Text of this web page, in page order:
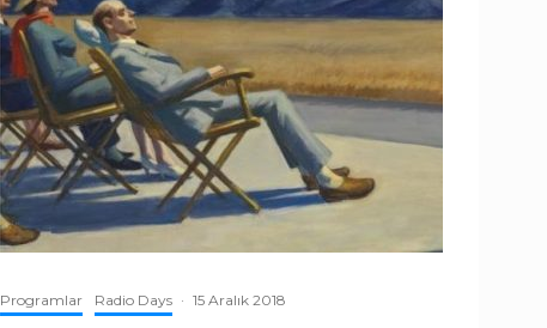
Programlar Radio Days · 15 Aralık 2018